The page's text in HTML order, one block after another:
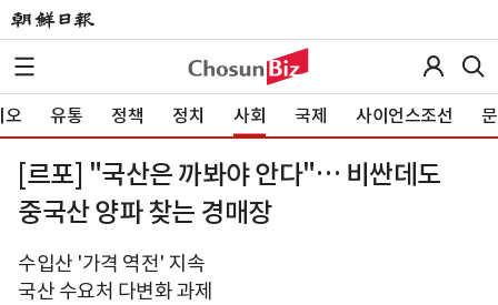
오 유통 정책 정치 사회 국제 사이언스조선
[르포] "국산은 까봐야 안다"… 비싼데도
중국산 양파 찾는 경매장
수입산 '가격 역전' 지속
국산 수요처 다변화 과제